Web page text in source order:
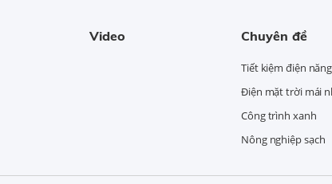
Video Chuyên đề
Tiết kiệm điện năng
Điện mặt trời mái
Công trình xanh
Nông nghiệp sạch